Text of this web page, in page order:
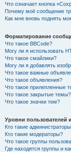
Что означает кнопка
Почему моё сообщение
Как мне вновь поднять
Форматирование
Что такое BBCode?
Могу ли я использовать
Что такое смайлики?
Могу ли я добавлять
Что такое важные
Что такое объявления?
Что такое прилепленные
Что такое закрытые темы?
Что такое значки тем?
Уровни пользователей
Кто такие
Кто такие модераторы?
Что такое группы
Где находятся группы и